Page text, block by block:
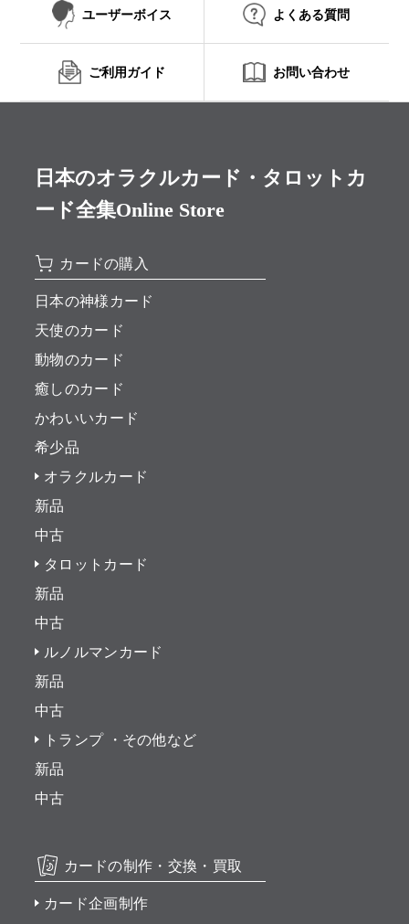
ユーザーボイス よくある質問
ご利用ガイド お問い合わせ
日本のオラクルカード・タロットカ
ード全集Online Store
カードの購入
日本の神様カード
天使のカード
動物のカード
癒しのカード
かわいいカード
希少品
オラクルカード
新品
中古
タロットカード
新品
中古
ルノルマンカード
新品
中古
トランプ ・その他など
新品
中古
カードの制作・交換・買取
カード企画制作